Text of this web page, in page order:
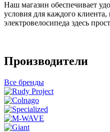
Наш магазин обеспечивает
условия для каждого
электровелосипеда здесь
Производители
Все бренды